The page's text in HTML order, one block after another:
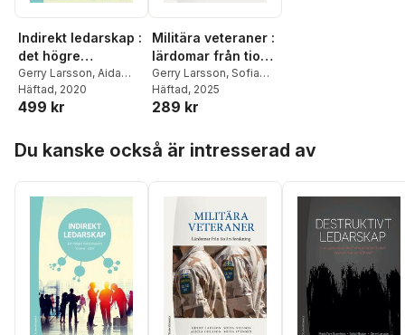
Indirekt ledarskap :
det högre
ledarskapets
"mjuka" sidor
Gerry Larsson, Aida
Alvinius ,Alicia Ohlsson
Häftad, 2020
499 kr
Militära veteraner :
lärdomar från tio
års forskning
Gerry Larsson, Sofia
Nilsson ,Alicia Ohlsson
Sofia Svensén
Häftad, 2025
289 kr
Du kanske också är intresserad av